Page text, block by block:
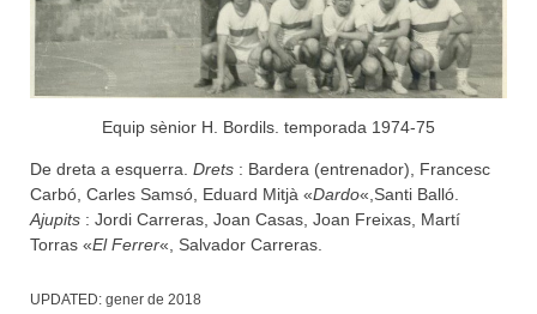
Equip sènior H. Bordils. temporada 1974-75
De dreta a esquerra. Drets : Bardera (entrenador), Francesc
Carbó, Carles Samsó, Eduard Mitjà «Dardo«,Santi Balló.
Ajupits : Jordi Carreras, Joan Casas, Joan Freixas, Martí
Torras «El Ferrer«, Salvador Carreras.
UPDATED: gener de 2018